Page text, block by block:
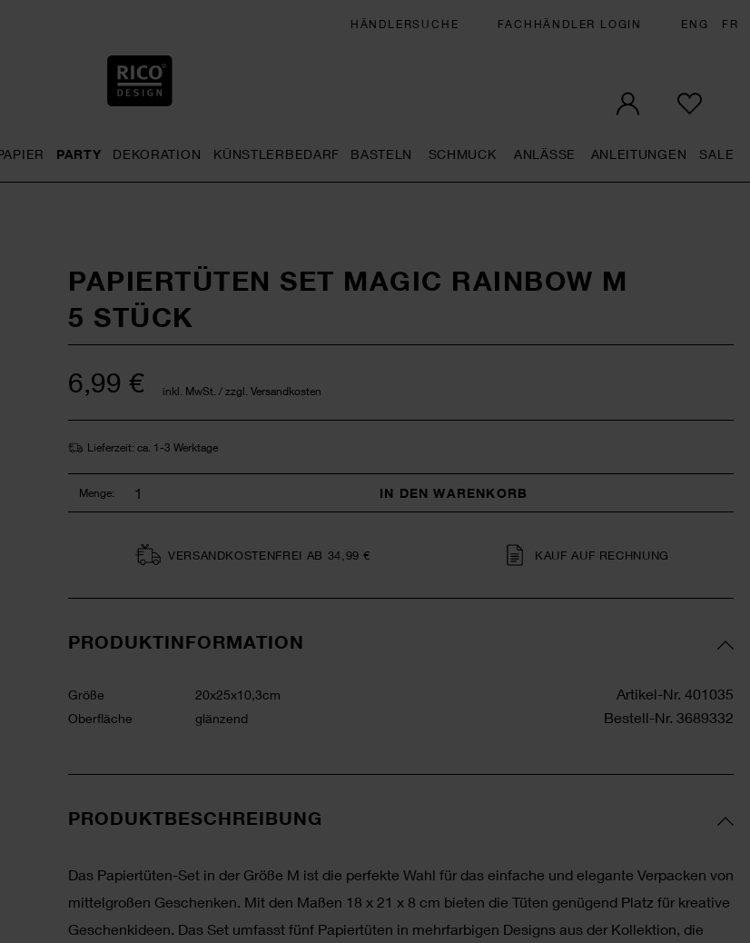
HÄNDLERSUCHE FACHHÄNDLER LOGIN ENG FR
PARTY DEKORATION KÜNSTLERBEDARF BASTELN SCHMUCK ANLÄSSE ANLEITUNGEN SALE
PAPIERTÜTEN SET MAGIC RAINBOW M
5 STÜCK
6,99 € inkl. MwSt. / zzgl. Versandkosten
Lieferzeit: ca. 1-3 Werktage
Menge: IN DEN WARENKORB
VERSAND­KOSTEN­FREI AB 34,99 € KAUF AUF RECHNUNG
PRODUKTINFORMATION
Größe
20x25x10,3cm
Oberfläche
glänzend
Artikel-Nr. 401035
Bestell-Nr. 3689332
PRODUKTBESCHREIBUNG
Das Papiertüten-Set in der Größe M ist die perfekte Wahl für das einfache und elegante Verpacken von
mittelgroßen Geschenken. Mit den Maßen 18 x 21 x 8 cm bieten die Tüten genügend Platz für kreative
Geschenkideen. Das Set umfasst fünf Papiertüten in mehrfarbigen Designs aus der Kollektion, die